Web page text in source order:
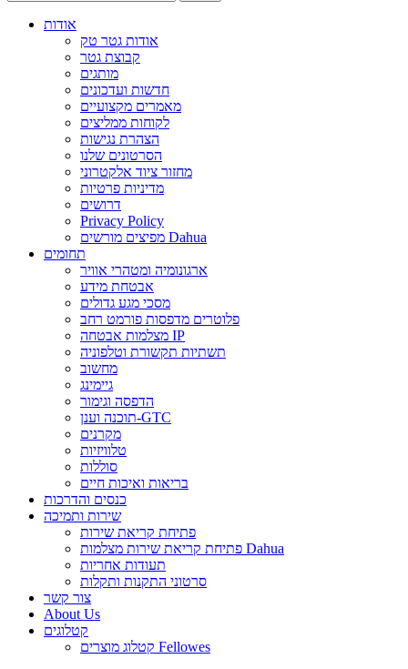
אודות
אודות גטר טק
קבוצת גטר
מותגים
חדשות ועדכונים
מאמרים מקצועיים
לקוחות ממליצים
הצהרת נגישות
הסרטונים שלנו
מחזור ציוד אלקטרוני
מדיניות פרטיות
דרושים
Privacy Policy
מפיצים מורשים Dahua
תחומים
ארגונומיה ומטהרי אוויר
אבטחת מידע
מסכי מגע גדולים
פלוטרים מדפסות פורמט רחב
מצלמות אבטחה IP
תשתיות תקשורת וטלפוניה
מחשוב
גיימינג
הדפסה וגימור
תוכנה וענן-GTC
מקרנים
טלוויזיות
סוללות
בריאות ואיכות חיים
כנסים והדרכות
שירות ותמיכה
פתיחת קריאת שירות
פתיחת קריאת שירות מצלמות Dahua
תעודות אחריות
סרטוני התקנות ותקלות
צור קשר
About Us
קטלוגים
קטלוג מוצרים Fellowes